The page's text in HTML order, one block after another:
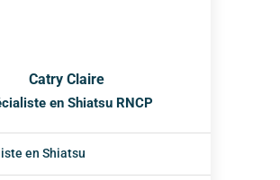
Catry Claire
en Shiatsu RNCP
en Shiatsu